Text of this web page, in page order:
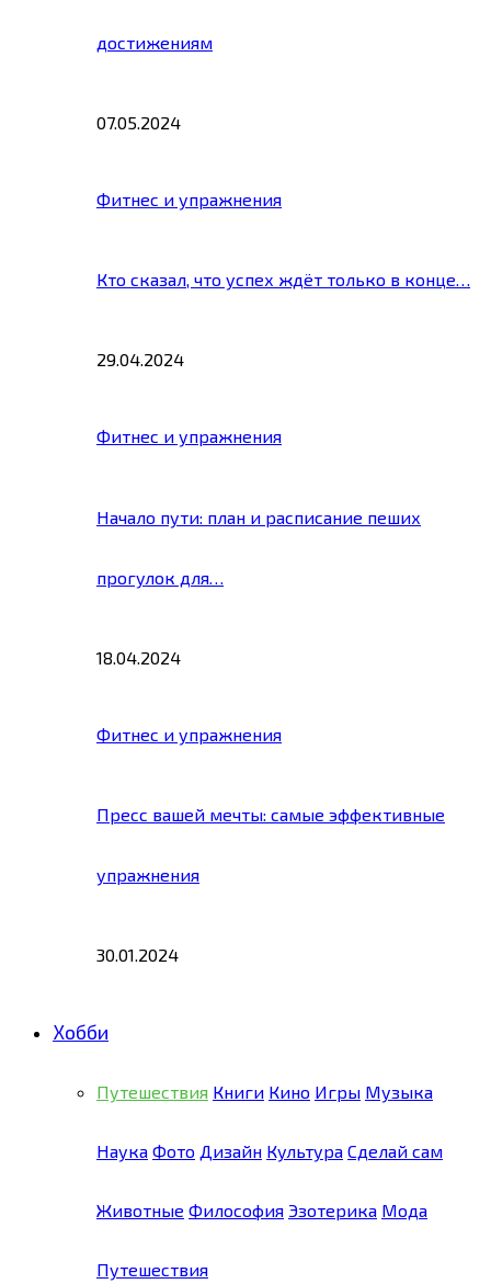
достижениям
07.05.2024
Фитнес и упражнения
Кто сказал, что успех ждёт только в конце…
29.04.2024
Фитнес и упражнения
Начало пути: план и расписание пеших
прогулок для…
18.04.2024
Фитнес и упражнения
Пресс вашей мечты: самые эффективные
упражнения
30.01.2024
Хобби
Путешествия Книги Кино Игры Музыка
Наука Фото Дизайн Культура Сделай сам
Животные Философия Эзотерика Мода
Путешествия